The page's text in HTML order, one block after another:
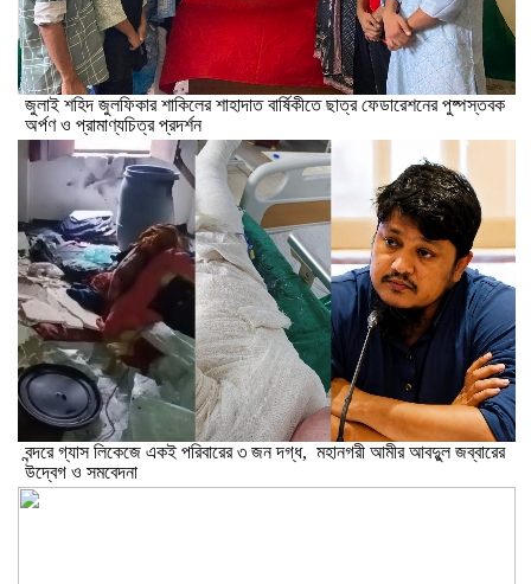
​জুলাই শহিদ জুলফিকার শাকিলের শাহাদাত বার্ষিকীতে ছাত্র ফেডারেশনের পুষ্পস্তবক
অর্পণ ও প্রামাণ্যচিত্র প্রদর্শন
বন্দরে গ্যাস লিকেজে একই পরিবারের ৩ জন দগ্ধ, মহানগরী আমীর আবদুুল জব্বারের
উদ্বেগ ও সমবেদনা